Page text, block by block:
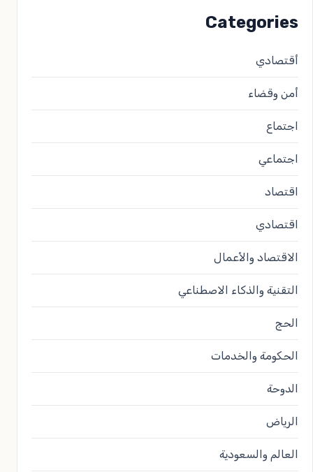
Categories
أقتصادي
أمن وقضاء
اجتماع
اجتماعي
اقتصاد
اقتصادي
الاقتصاد والأعمال
التقنية والذكاء الاصطناعي
الحج
الحكومة والخدمات
الدوحة
الرياض
العالم والسعودية